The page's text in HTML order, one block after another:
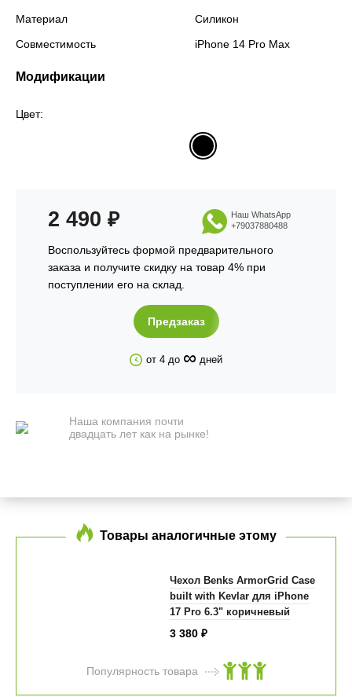
Материал
Силикон
Совместимость
iPhone 14 Pro Max
Модификации
Цвет:
2 490 ₽
Воспользуйтесь формой предварительного
заказа и получите скидку на товар 4% при
поступлении его на склад.
Наш WhatsApp
+79037880488
Предзаказ
от 4 до ∞ дней
Наша компания почти
двадцать лет как на рынке!
Товары аналогичные этому
Чехол Benks ArmorGrid Case
built with Kevlar для iPhone
17 Pro 6.3" коричневый
3 380 ₽
Популярность товара